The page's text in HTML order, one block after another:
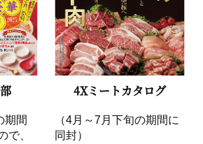
期間
で、
4Xミートカタログ
（4月～7月下旬の期間に
同封）